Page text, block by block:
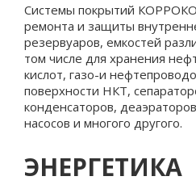
Системы покрытий
ремонта и защиты
резервуаров, емкостей
том числе для хранения
кислот, газо-и
поверхности НКТ,
конденсаторов,
насосов и многого другого.
ЭНЕРГЕТИКА